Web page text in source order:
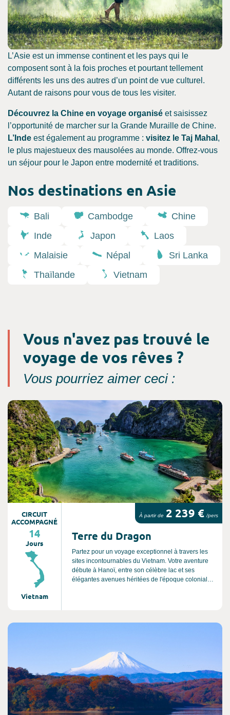
L’Asie est un immense continent et les pays qui le
composent sont à la fois proches et pourtant tellement
différents les uns des autres d’un point de vue culturel.
Autant de raisons pour vous de tous les visiter.
Découvrez la Chine en voyage organisé et saisissez
l’opportunité de marcher sur la Grande Muraille de Chine.
L’Inde est également au programme : visitez le Taj Mahal ,
le plus majestueux des mausolées au monde. Offrez-vous
un séjour pour le Japon entre modernité et traditions.
Nos destinations en Asie
Bali Cambodge
Chine
Inde
Japon
Laos
Malaisie
Népal
Sri Lanka
Thaïlande
Vietnam
Vous n'avez pas trouvé le
voyage de vos rêves ?
Vous pourriez aimer ceci :
CIRCUIT
ACCOMPAGNÉ
14
Jours
Vietnam
À partir de 2 239 € /pers
Terre du Dragon
Partez pour un voyage exceptionnel à travers les
sites incontournables du Vietnam. Votre aventure
débute à Hanoï, entre son célèbre lac et ses
élégantes avenues héritées de l'époque coloniale.
dernière étape de ce circuit riche en découvertes.
Consultez l'offre de voyage
Consultez l'offre de voyage